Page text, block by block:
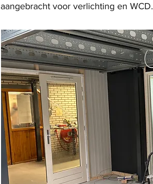
aangebracht voor verlichting en WCD.